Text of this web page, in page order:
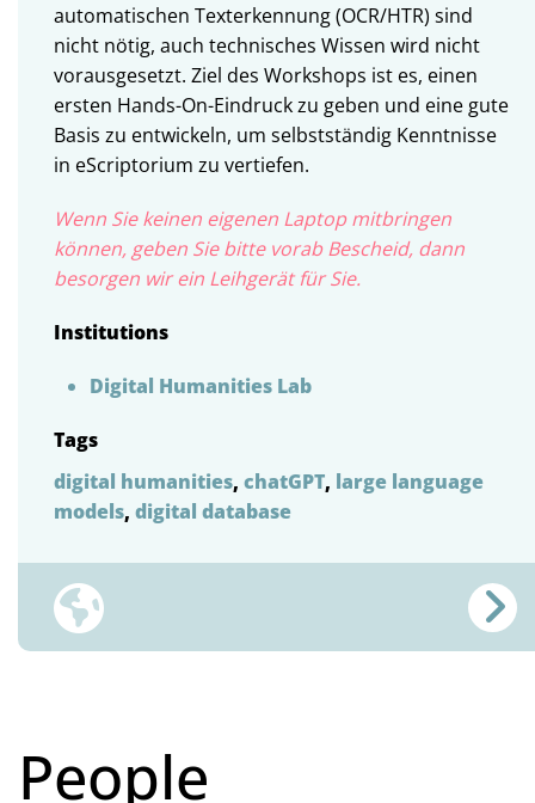
automatischen Texterkennung (OCR/HTR) sind
nicht nötig, auch technisches Wissen wird nicht
vorausgesetzt. Ziel des Workshops ist es, einen
ersten Hands-On-Eindruck zu geben und eine gute
Basis zu entwickeln, um selbstständig Kenntnisse
in eScriptorium zu vertiefen.
Wenn Sie keinen eigenen Laptop mitbringen
können, geben Sie bitte vorab Bescheid, dann
besorgen wir ein Leihgerät für Sie.
Institutions
Digital Humanities Lab
Tags
digital humanities, chatGPT, large language
models, digital database
People